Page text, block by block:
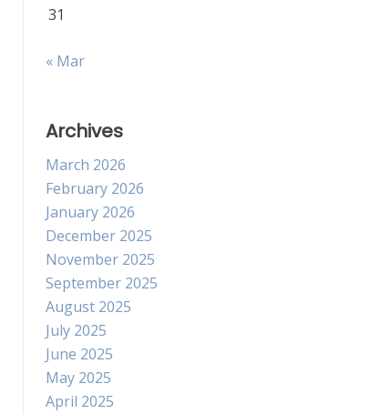
31
« Mar
Archives
March 2026
February 2026
January 2026
December 2025
November 2025
September 2025
August 2025
July 2025
June 2025
May 2025
April 2025